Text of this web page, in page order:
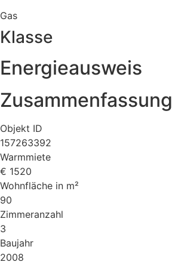
Gas
Klasse
Energieausweis
Zusammenfassung
Objekt ID
157263392
Warmmiete
€ 1520
Wohnfläche in m²
90
Zimmeranzahl
3
Baujahr
2008